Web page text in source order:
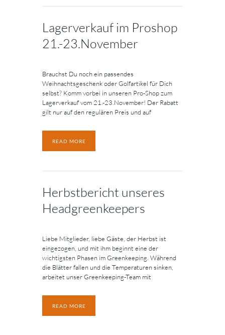
Lagerverkauf im Proshop
21.-23.November
Brauchst Du noch ein passendes
Weihnachtsgeschenk oder Golfartikel für Dich
selbst? Komm vorbei in unseren Pro-Shop zum
Lagerverkauf vom 21.-23.November! Der Rabatt
gilt nur auf den regulären Preis und auf
READ MORE
Herbstbericht unseres
Headgreenkeepers
Liebe Mitglieder, liebe Gäste, der Herbst ist
eingezogen, und mit ihm beginnt eine der
wichtigsten Phasen im Greenkeeping. Während
die Blätter fallen und die Temperaturen sinken,
arbeitet unser Greenkeeping-Team mit
READ MORE